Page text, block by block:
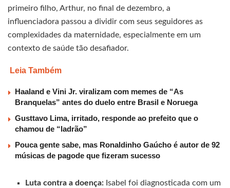
primeiro filho, Arthur, no final de dezembro, a
influenciadora passou a dividir com seus seguidores as
complexidades da maternidade, especialmente em um
contexto de saúde tão desafiador.
Leia Também
Haaland e Vini Jr. viralizam com memes de “As
Branquelas” antes do duelo entre Brasil e Noruega
Gusttavo Lima, irritado, responde ao prefeito que o
chamou de “ladrão”
Pouca gente sabe, mas Ronaldinho Gaúcho é autor de 92
músicas de pagode que fizeram sucesso
Luta contra a doença: Isabel foi diagnosticada com um